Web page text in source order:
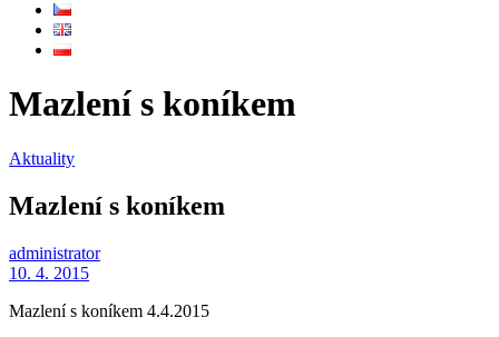
Mazlení s koníkem
Aktuality
Mazlení s koníkem
administrator
10. 4. 2015
Mazlení s koníkem 4.4.2015